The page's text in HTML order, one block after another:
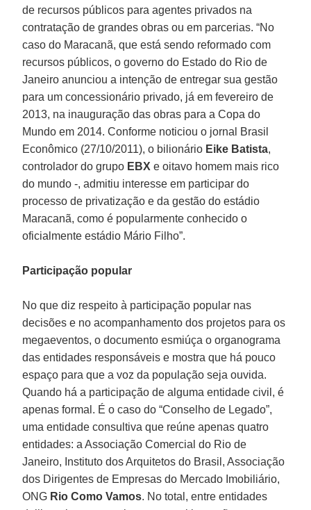
de recursos públicos para agentes privados na
contratação de grandes obras ou em parcerias. “No
caso do Maracanã, que está sendo reformado com
recursos públicos, o governo do Estado do Rio de
Janeiro anunciou a intenção de entregar sua gestão
para um concessionário privado, já em fevereiro de
2013, na inauguração das obras para a Copa do
Mundo em 2014. Conforme noticiou o jornal Brasil
Econômico (27/10/2011), o bilionário Eike Batista,
controlador do grupo EBXe oitavo homem mais rico
do mundo -, admitiu interesse em participar do
processo de privatização e da gestão do estádio
Maracanã, como é popularmente conhecido o
oficialmente estádio Mário Filho”.
Participação popular
No que diz respeito à participação popular nas
decisões e no acompanhamento dos projetos para os
megaeventos, o documento esmiúça o organograma
das entidades responsáveis e mostra que há pouco
espaço para que a voz da população seja ouvida.
Quando há a participação de alguma entidade civil, é
apenas formal. É o caso do “Conselho de Legado”,
uma entidade consultiva que reúne apenas quatro
entidades: a Associação Comercial do Rio de
Janeiro, Instituto dos Arquitetos do Brasil, Associação
dos Dirigentes de Empresas do Mercado Imobiliário,
ONG Rio Como Vamos. No total, entre entidades